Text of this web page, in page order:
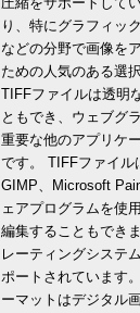
り、特にグラフィッ
などの分野で画像を
ための人気のある選
TIFFファイルは透明
ともでき、ウェブグ
重要な他のアプリケ
です。 TIFFファイル
GIMP、Microsoft
ェアプログラムを使
編集することもでき
レーティングシステ
ポートされています
ーマットはデジタル